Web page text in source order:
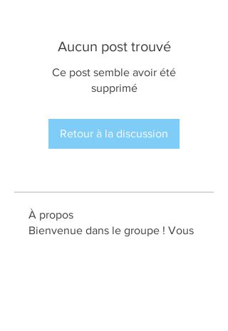
Aucun post trouvé
Ce post semble avoir été
supprimé
Retour à la discussion
À propos
Bienvenue dans le groupe ! Vous